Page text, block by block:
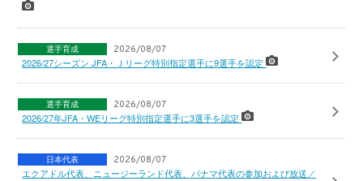
選手育成 2026/08/07
2026/27シーズン JFA・Ｊリーグ特別指定選手に9選手を認定
選手育成 2026/08/07
2026/27年JFA・WEリーグ特別指定選手に3選手を認定
日本代表 2026/08/07
エクアドル代表、ニュージーランド代表、パナマ代表の参加および放送／